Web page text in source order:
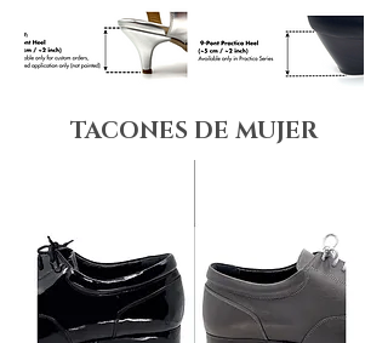
TACONES DE MUJER